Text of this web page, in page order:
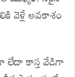
వెళ్లే అవకాశం
లేదా కాస్త వేడిగా